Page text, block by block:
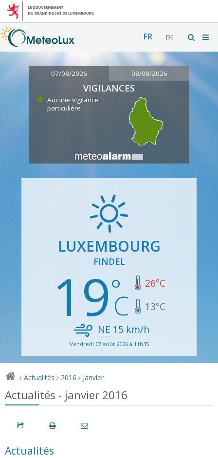
FR DE
07/08/2026 08/08/2026
VIGILANCES
Aucune vigilance
particulière
LUXEMBOURG
FINDEL
19 26°C
13°C
NE 15 km/h
Vendredi 07 août 2026 à 11h35
> Actualités > 2016 > Janvier
Actualités - janvier 2016
Actualités